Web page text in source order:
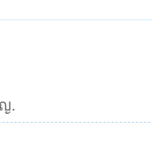
.